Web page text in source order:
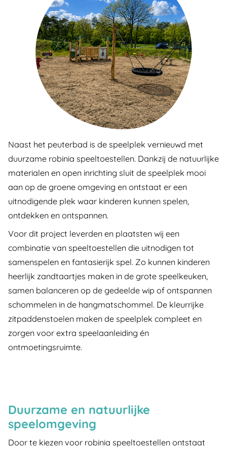
Naast het peuterbad is de speelplek vernieuwd met
duurzame robinia speeltoestellen. Dankzij de natuurlijke
materialen en open inrichting sluit de speelplek mooi
aan op de groene omgeving en ontstaat er een
uitnodigende plek waar kinderen kunnen spelen,
ontdekken en ontspannen.
Voor dit project leverden en plaatsten wij een
combinatie van speeltoestellen die uitnodigen tot
samenspelen en fantasierijk spel. Zo kunnen kinderen
heerlijk zandtaartjes maken in de grote speelkeuken,
samen balanceren op de gedeelde wip of ontspannen
schommelen in de hangmatschommel. De kleurrijke
zitpaddenstoelen maken de speelplek compleet en
zorgen voor extra speelaanleiding én
ontmoetingsruimte.
Duurzame en natuurlijke
speelomgeving
Door te kiezen voor robinia speeltoestellen ontstaat